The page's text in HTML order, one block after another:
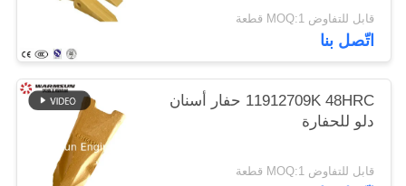
قابل للتفاوض MOQ:1 قطعة
اتّصل بنا
11912709K 48HRC حفار أسنان
دلو للحفارة
قابل للتفاوض MOQ:1 قطعة